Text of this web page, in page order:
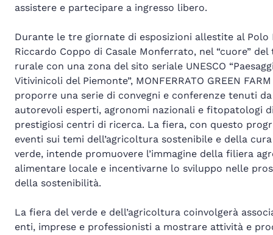
assistere e partecipare a ingresso libero.
Durante le tre giornate di esposizioni allestite al Polo
Riccardo Coppo di Casale Monferrato, nel “cuore”
rurale con una zona del sito seriale UNESCO
Vitivinicoli del Piemonte”, MONFERRATO GREEN
proporre una serie di convegni e conferenze tenuti da
autorevoli esperti, agronomi nazionali e fitopatologi
prestigiosi centri di ricerca. La fiera, con questo
eventi sui temi dell’agricoltura sostenibile e della
verde, intende promuovere l’immagine della filiera
alimentare locale e incentivarne lo sviluppo nelle
della sostenibilità.
La fiera del verde e dell’agricoltura coinvolgerà
enti, imprese e professionisti a mostrare attività e